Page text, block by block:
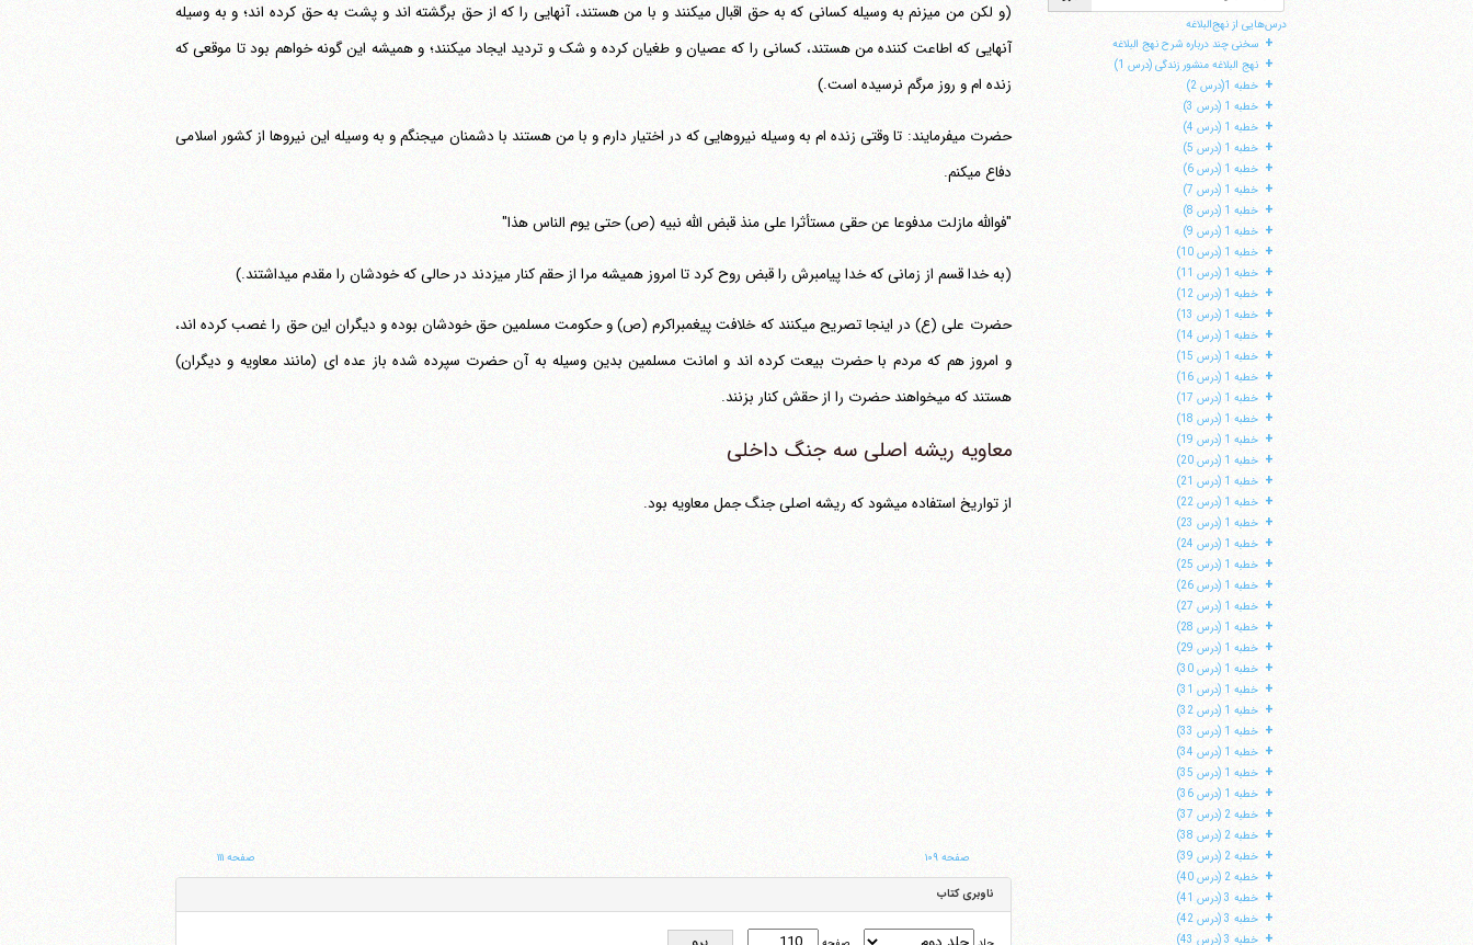
درس‌هایی از نهج‌البلاغه
+ سخنی چند درباره شرح نهج البلاغه
+ نهج البلاغه منشور زندگی (درس 1)
+ خطبه 1(درس 2)
+ خطبه 1 (درس 3)
+ خطبه 1 (درس 4)
+ خطبه 1 (درس 5)
+ خطبه 1 (درس 6)
+ خطبه 1 (درس 7)
+ خطبه 1 (درس 8)
+ خطبه 1 (درس 9)
+ خطبه 1 (درس 10)
+ خطبه 1 (درس 11)
+ خطبه 1 (درس 12)
+ خطبه 1 (درس 13)
+ خطبه 1 (درس 14)
+ خطبه 1 (درس 15)
+ خطبه 1 (درس 16)
+ خطبه 1 (درس 17)
+ خطبه 1 (درس 18)
+ خطبه 1 (درس 19)
+ خطبه 1 (درس 20)
+ خطبه 1 (درس 21)
+ خطبه 1 (درس 22)
+ خطبه 1 (درس 23)
+ خطبه 1 (درس 24)
+ خطبه 1 (درس 25)
+ خطبه 1 (درس 26)
+ خطبه 1 (درس 27)
+ خطبه 1 (درس 28)
+ خطبه 1 (درس 29)
+ خطبه 1 (درس 30)
+ خطبه 1 (درس 31)
+ خطبه 1 (درس 32)
+ خطبه 1 (درس 33)
+ خطبه 1 (درس 34)
+ خطبه 1 (درس 35)
+ خطبه 1 (درس 36)
+ خطبه 2 (درس 37)
+ خطبه 2 (درس 38)
+ خطبه 2 (درس 39)
+ خطبه 2 (درس 40)
+ خطبه 3 (درس 41)
+ خطبه 3 (درس 42)
+ خطبه 3 (درس 43)
(و لکن من می‎زنم به وسیله کسانی که به حق اقبال می‎کنند و با من هستند، آنهایی را که از حق برگشته اند و پشت به حق کرده اند؛ و به وسیله
آنهایی که اطاعت کننده من هستند، کسانی را که عصیان و طغیان کرده و شک و تردید ایجاد می‎کنند؛ و همیشه این گونه خواهم بود تا موقعی که
زنده ام و روز مرگم نرسیده است.)
حضرت می‎فرمایند: تا وقتی زنده ام به وسیله نیروهایی که در اختیار دارم و با من هستند با دشمنان می‎جنگم و به وسیله این نیروها از کشور اسلامی
دفاع می‎کنم.
"فوالله مازلت مدفوعا عن حقی مستأثرا علی منذ قبض الله نبیه (ص) حتی یوم الناس هذا"
(به خدا قسم از زمانی که خدا پیامبرش را قبض روح کرد تا امروز همیشه مرا از حقم کنار می‎زدند در حالی که خودشان را مقدم می‎داشتند.)
حضرت علی (ع) در اینجا تصریح می‎کنند که خلافت پیغمبراکرم (ص) و حکومت مسلمین حق خودشان بوده و دیگران این حق را غصب کرده اند،
و امروز هم که مردم با حضرت بیعت کرده اند و امانت مسلمین بدین وسیله به آن حضرت سپرده شده باز عده ای (مانند معاویه و دیگران)
هستند که می‎خواهند حضرت را از حقش کنار بزنند.
معاویه ریشه اصلی سه جنگ داخلی
از تواریخ استفاده می‎شود که ریشه اصلی جنگ جمل معاویه بود.
صفحه ۱۰۹ صفحه ۱۱۱
ناوبری کتاب